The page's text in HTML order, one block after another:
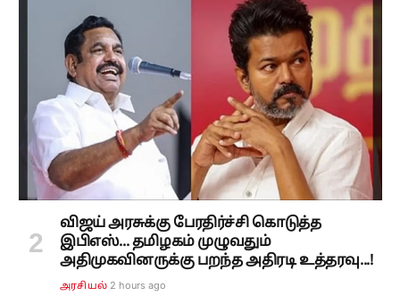
விஜய் அரசுக்கு பேரதிர்ச்சி கொடுத்த
இபிஎஸ்... தமிழகம் முழுவதும்
அதிமுகவினருக்கு பறந்த அதிரடி உத்தரவு...!
அரசியல் 2 hours ago